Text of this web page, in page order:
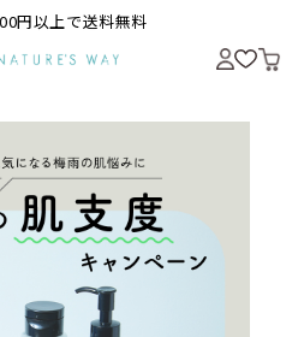
円以上で送料無料